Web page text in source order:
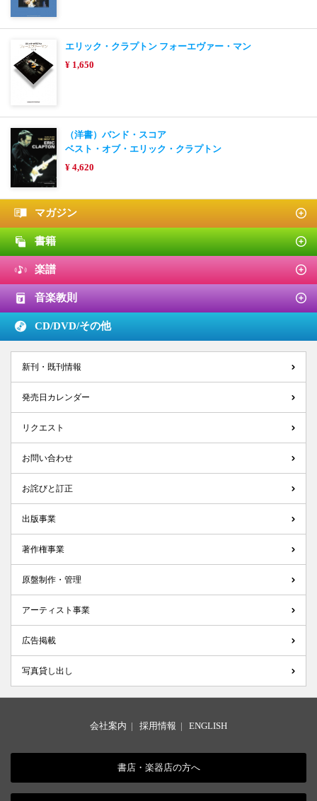
エリック・クラプトン フォーエヴァー・マン
¥ 1,650
（洋書）バンド・スコア
ベスト・オブ・エリック・クラプトン
¥ 4,620
マガジン
書籍
楽譜
音楽教則
CD/DVD/その他
新刊・既刊情報
発売日カレンダー
リクエスト
お問い合わせ
お詫びと訂正
出版事業
著作権事業
原盤制作・管理
アーティスト事業
広告掲載
写真貸し出し
会社案内 | 採用情報 | ENGLISH
書店・楽器店の方へ